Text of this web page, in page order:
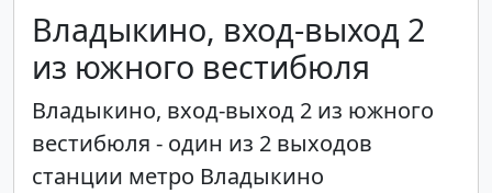
Владыкино, вход-выход 2
из южного вестибюля
Владыкино, вход-выход 2 из южного
вестибюля - один из 2 выходов
станции метро Владыкино